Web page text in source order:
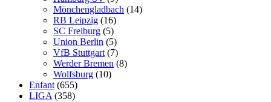
Mönchengladbach (14)
RB Leipzig (16)
SC Freiburg (5)
Union Berlin (5)
VfB Stuttgart (7)
Werder Bremen (8)
Wolfsburg (10)
Enfant (655)
LIGA (358)